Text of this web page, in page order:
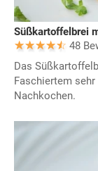
Süßkartoffelbrei
48
Das
Faschiertem sehr
Nachkochen.